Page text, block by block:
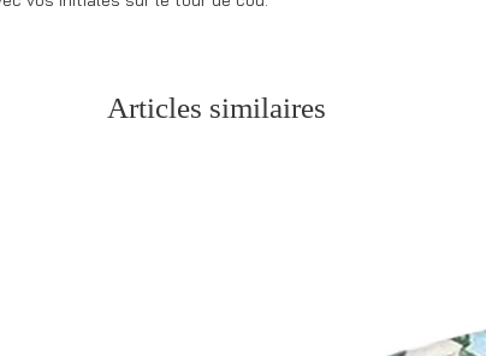
Articles similaires